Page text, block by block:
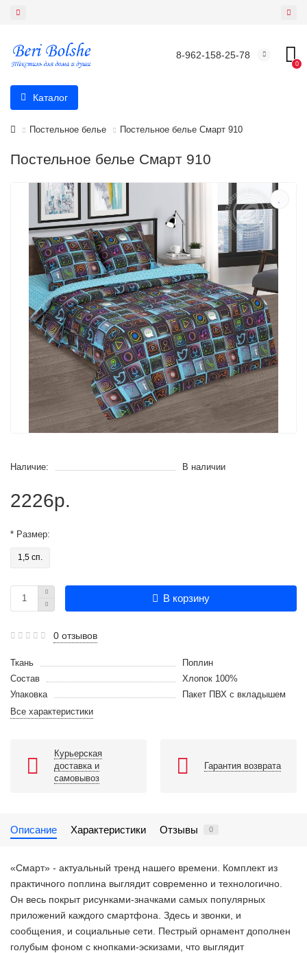
8-962-158-25-78
0
Каталог
Постельное белье Постельное белье Смарт 910
Постельное белье Смарт 910
Наличие: В наличии
2226р.
* Размер:
1,5 сп.
В корзину
0 отзывов
Ткань
Поплин
Состав
Хлопок 100%
Упаковка
Пакет ПВХ с вкладышем
Все характеристики
Курьерская
доставка и
самовывоз
Гарантия возврата
Описание Характеристики Отзывы 0
«Смарт» - актуальный тренд нашего времени. Комплект из
практичного поплина выглядит современно и технологично.
Он весь покрыт рисунками-значками самых популярных
приложений каждого смартфона. Здесь и звонки, и
сообщения, и социальные сети. Пестрый орнамент дополнен
голубым фоном с кнопками-эскизами, что выглядит